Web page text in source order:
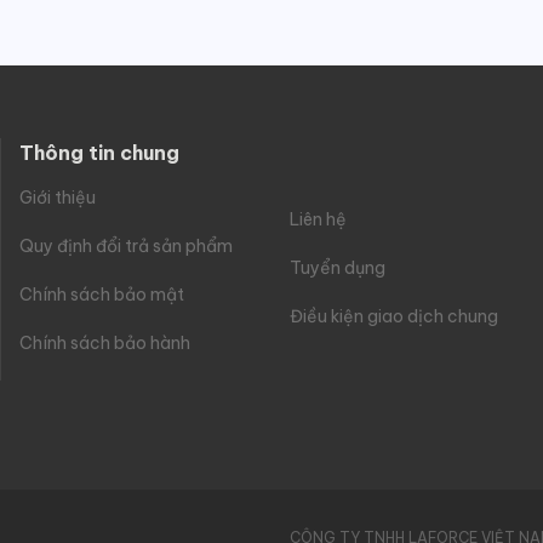
Thông tin chung
Giới thiệu
Quy định đổi trả sản phẩm
Chính sách bảo mật
Chính sách bảo hành
Liên hệ
Tuyển dụng
Điều kiện giao dịch chung
CÔNG TY TNHH LAFORCE VIỆT